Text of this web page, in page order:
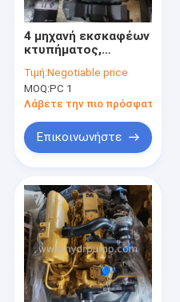
Προϊόντα
Βίντεο
Εμφάνιση VR
4 μηχανή εκσκαφέων
κτυπήματος,
συνέλευση B3.3
μηχανών της
Cummins
Τιμή:Negotiable price
MOQ:PC 1
Λάβετε την πιο πρόσφατη τιμή
Επικοινωνήστε